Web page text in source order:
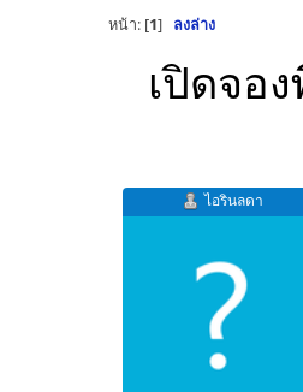
หน้า: [1] ลงล่าง
เปิดจอ
ไอรินลดา